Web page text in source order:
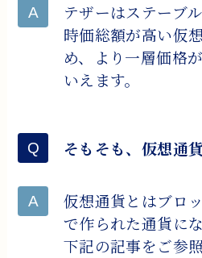
テザーはステーブ
時価総額が高い仮
め、より一層価格
いえます。
そもそも、仮想通
仮想通貨とはブロ
で作られた通貨に
下記の記事をご参